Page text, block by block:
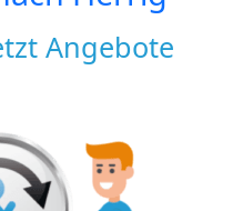
Angebote